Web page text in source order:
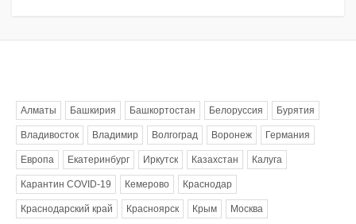
Алматы Башкирия Башкортостан Белоруссия Бурятия
Владивосток Владимир Волгоград Воронеж Германия
Европа Екатеринбург Иркутск Казахстан Калуга
Карантин COVID-19 Кемерово Краснодар
Краснодарский край Красноярск Крым Москва